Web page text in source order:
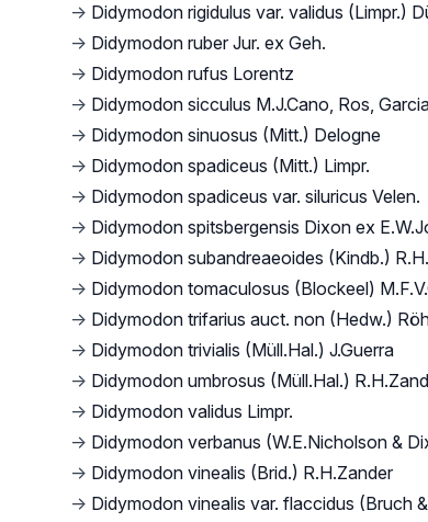
→ Didymodon rigidulus var. validus (Limpr.)
→ Didymodon ruber Jur. ex Geh.
→ Didymodon rufus Lorentz
→ Didymodon sicculus M.J.Cano, Ros,
→ Didymodon sinuosus (Mitt.) Delogne
→ Didymodon spadiceus (Mitt.) Limpr.
→ Didymodon spadiceus var. siluricus Velen.
→ Didymodon spitsbergensis Dixon ex
→ Didymodon subandreaeoides (Kindb.)
→ Didymodon tomaculosus (Blockeel)
→ Didymodon trifarius auct. non (Hedw.)
→ Didymodon trivialis (Müll.Hal.) J.Guerra
→ Didymodon umbrosus (Müll.Hal.)
→ Didymodon validus Limpr.
→ Didymodon verbanus (W.E.Nicholson &
→ Didymodon vinealis (Brid.) R.H.Zander
→ Didymodon vinealis var. flaccidus (Bruch